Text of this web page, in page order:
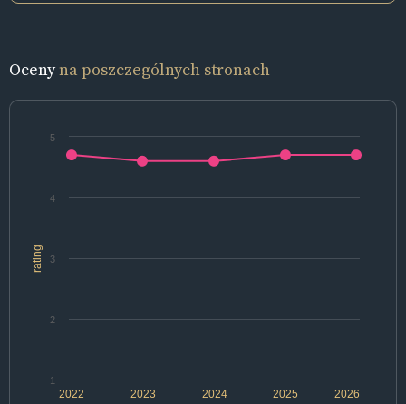
Ocenyna poszczególnych stronach
rating
2022 2024 2026
2023 2025
1
2
3
4
5